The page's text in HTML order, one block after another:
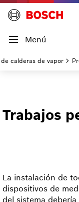
Menú
calderas de vapor
Trabajos
La instalación de
dispositivos de
del sistema